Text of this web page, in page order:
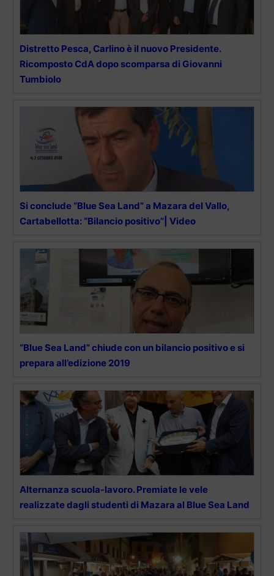
Distretto Pesca, Carlino è il nuovo Presidente.
Ricomposto CdA dopo scomparsa di Giovanni
Tumbiolo
Si conclude “Blue Sea Land” a Mazara del Vallo,
Cartabellotta: “Bilancio positivo”| Video
“Blue Sea Land” chiude con un bilancio positivo e si
prepara all’edizione 2019
Alternanza scuola-lavoro. Premiate le vele
realizzate dagli studenti di Mazara al Blue Sea Land